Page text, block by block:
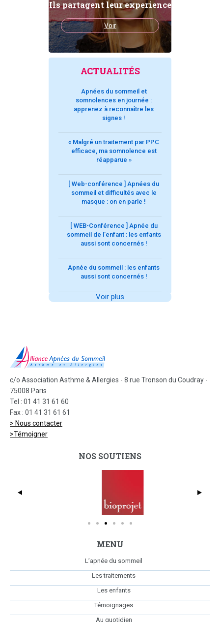
Ils partagent leur experience
Voir
ACTUALITÉS
Apnées du sommeil et
somnolences en journée :
apprenez à reconnaître les
signes !
« Malgré un traitement par PPC
efficace, ma somnolence est
réapparue »
[ Web-conférence ] Apnées du
sommeil et difficultés avec le
masque : on en parle !
[ WEB-Conférence ] Apnée du
sommeil de l’enfant : les enfants
aussi sont concernés !
Apnée du sommeil : les enfants
aussi sont concernés !
Voir plus
c/o Association Asthme & Allergies - 8 rue Tronson du Coudray -
75008 Paris
Tel : 01 41 31 61 60
Fax : 01 41 31 61 61
> Nous contacter
>Témoigner
NOS SOUTIENS
MENU
L’apnée du sommeil
Les traitements
Les enfants
Témoignages
Au quotidien